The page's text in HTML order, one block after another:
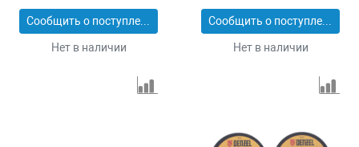
Сообщить о поступлении
Нет в наличии
Сообщить о поступлении
Нет в наличии